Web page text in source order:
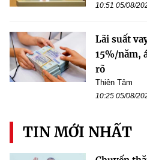
10:51 05/08/
Lãi suất
15%/năm,
rõ
Thiên Tâm
10:25 05/08/
TIN MỚI NHẤT